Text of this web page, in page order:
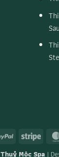
PayPal Stripe
Thuỷ Mộc Spa |